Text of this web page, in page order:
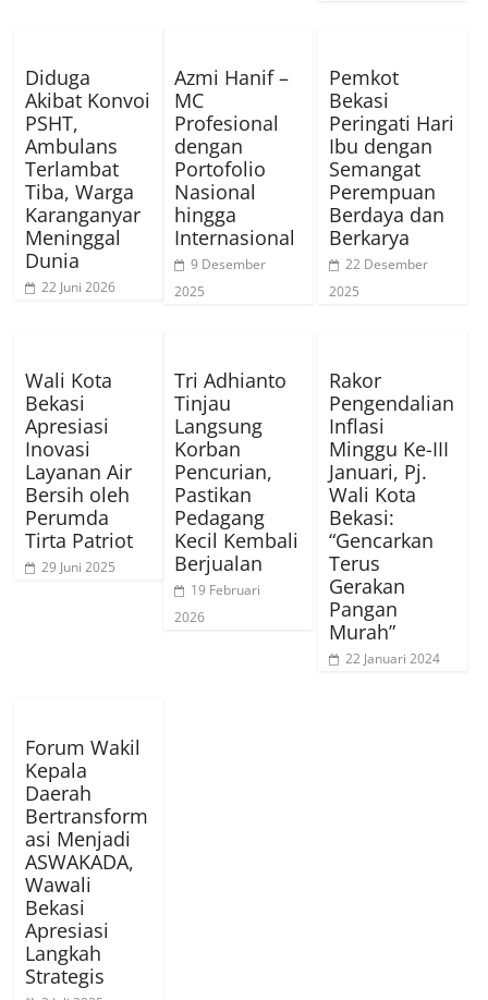
Diduga
Akibat Konvoi
PSHT,
Ambulans
Terlambat
Tiba, Warga
Karanganyar
Meninggal
Dunia
22 Juni 2026
Azmi Hanif –
MC
Profesional
dengan
Portofolio
Nasional
hingga
Internasional
9 Desember
2025
Pemkot
Bekasi
Peringati Hari
Ibu dengan
Semangat
Perempuan
Berdaya dan
Berkarya
22 Desember
2025
Wali Kota
Bekasi
Apresiasi
Inovasi
Layanan Air
Bersih oleh
Perumda
Tirta Patriot
29 Juni 2025
Tri Adhianto
Tinjau
Langsung
Korban
Pencurian,
Pastikan
Pedagang
Kecil Kembali
Berjualan
19 Februari
2026
Rakor
Pengendalian
Inflasi
Minggu Ke-III
Januari, Pj.
Wali Kota
Bekasi:
“Gencarkan
Terus
Gerakan
Pangan
Murah”
22 Januari 2024
Forum Wakil
Kepala
Daerah
Bertransform
asi Menjadi
ASWAKADA,
Wawali
Bekasi
Apresiasi
Langkah
Strategis